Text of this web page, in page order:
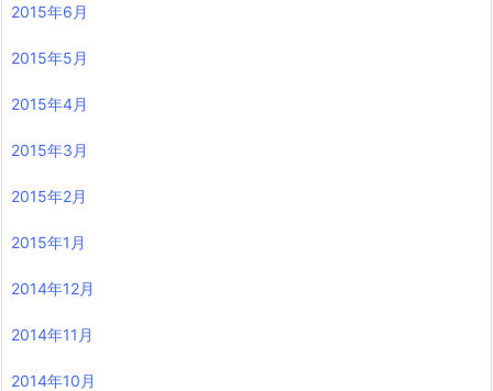
2015年6月
2015年5月
2015年4月
2015年3月
2015年2月
2015年1月
2014年12月
2014年11月
2014年10月